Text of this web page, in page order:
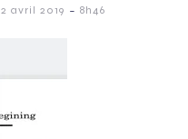
2 avril 2019 - 8h46